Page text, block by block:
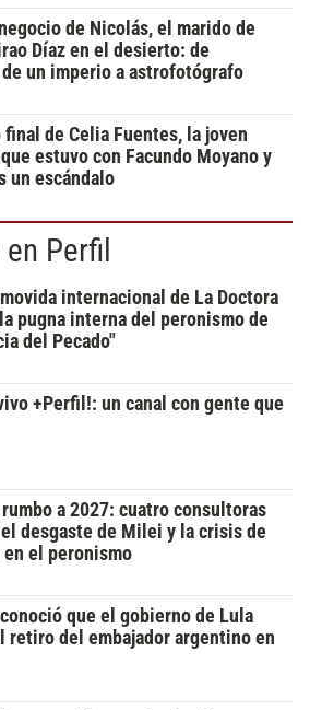
de Nicolás, el marido de
Díaz en el desierto: de
de un imperio a astrofotógrafo
final de Celia Fuentes, la joven
estuvo con Facundo Moyano y
un escándalo
Perfil
internacional de La Doctora
pugna interna del peronismo de
del Pecado"
+Perfil!: un canal con gente que
rumbo a 2027: cuatro consultoras
desgaste de Milei y la crisis de
en el peronismo
que el gobierno de Lula
retiro del embajador argentino en